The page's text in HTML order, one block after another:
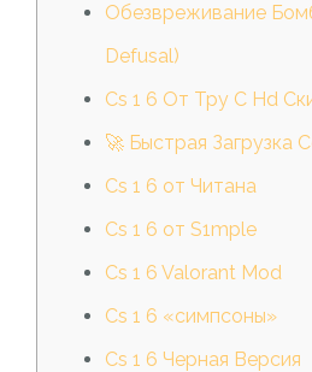
Обезвреживание
Defusal)
Cs 1 6 От Тру С Hd
🚀 Быстрая Загрузка
Cs 1 6 от Читана
Cs 1 6 от S1mple
Cs 1 6 Valorant Mod
Cs 1 6 «симпсоны»
Cs 1 6 Черная Версия